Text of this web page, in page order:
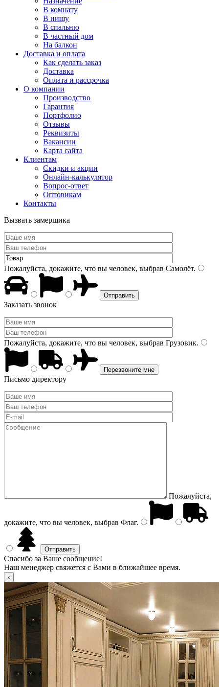
В комнату
В нишу
В спальню
В частный дом
На балкон
Доставка и оплата
Как сделать заказ
Доставка
Оплата и рассрочка
О компании
Производство
Гарантия
Портфолио
Отзывы
Реквизиты
Вакансии
Карта сайта
Клиентам
Скидки и акции
Онлайн-калькулятор
Вопрос-ответ
Оптовикам
Контакты
Вызвать замерщика
Пожалуйста, докажите, что вы человек, выбрав Самолёт.
Заказать звонок
Пожалуйста, докажите, что вы человек, выбрав Грузовик.
Письмо директору
Пожалуйста,
докажите, что вы человек, выбрав Флаг.
Спасибо за Ваше сообщение!
Наш менеджер свяжется с Вами в ближайшее время.